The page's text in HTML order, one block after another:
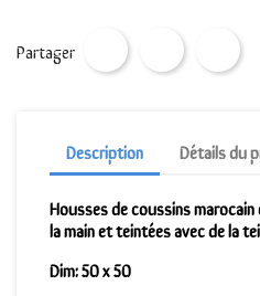
Partager
Description Détails du
Housses de coussins
la main et teintées avec de la
Dim: 50 x 50